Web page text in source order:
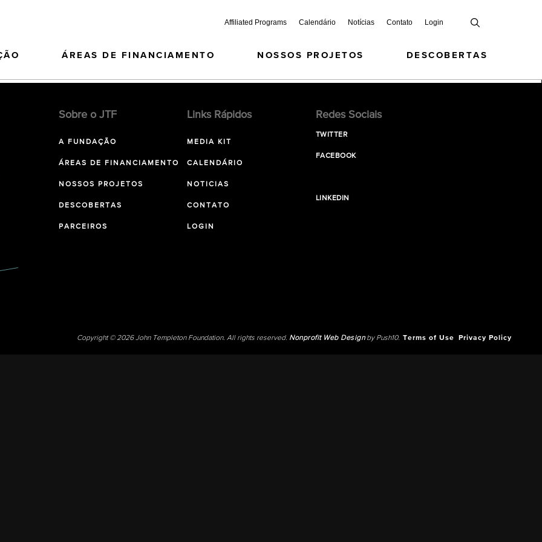
Affiliated Programs Calendário Notícias Contato Login
ÁREAS DE FINANCIAMENTO NOSSOS PROJETOS DESCOBERTAS
Sobre o JTF
A FUNDAÇÃO
ÁREAS DE FINANCIAMENTO
NOSSOS PROJETOS
DESCOBERTAS
PARCEIROS
Links Rápidos
MEDIA KIT
CALENDÁRIO
NOTICIAS
CONTATO
LOGIN
Redes Sociais
TWITTER
FACEBOOK
LINKEDIN
Copyright © 2026 John Templeton Foundation. All rights reserved. Nonprofit Web Designby Push10. Terms of Use Privacy Policy